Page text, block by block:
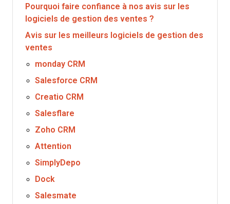
Pourquoi faire confiance à nos avis sur les
logiciels de gestion des ventes ?
Avis sur les meilleurs logiciels de gestion des
ventes
monday CRM
Salesforce CRM
Creatio CRM
Salesflare
Zoho CRM
Attention
SimplyDepo
Dock
Salesmate